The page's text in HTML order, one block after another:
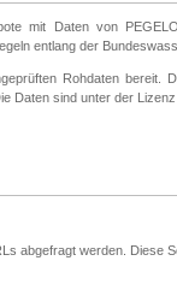
mit Daten von
entlang der
Rohdaten bereit.
Daten sind unter der Lizenz
abgefragt werden. Diese